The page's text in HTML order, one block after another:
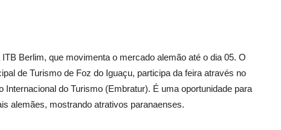
Berlim, que movimenta o mercado alemão até o dia 05. O
de Turismo de Foz do Iguaçu, participa da feira através no
Internacional do Turismo (Embratur). É uma oportunidade para
alemães, mostrando atrativos paranaenses.